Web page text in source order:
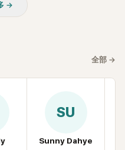
→
全部 →
SU
Sunny Dahye